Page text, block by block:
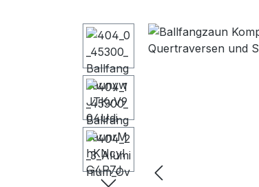
Bildergalerie überspringen